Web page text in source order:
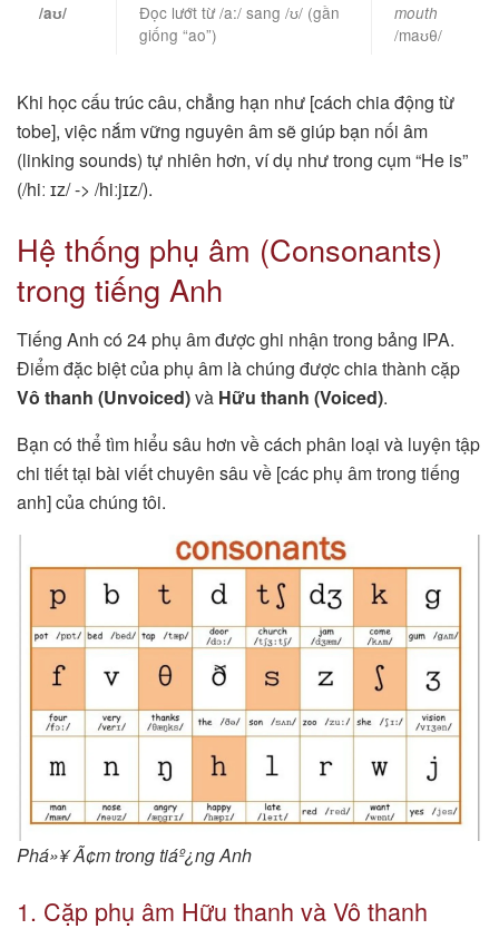
/aʊ/
Đọc lướt từ /a:/ sang /ʊ/ (gần
giống “ao”)
mouth
/maʊθ/
Khi học cấu trúc câu, chẳng hạn như [cách chia động từ
tobe], việc nắm vững nguyên âm sẽ giúp bạn nối âm
(linking sounds) tự nhiên hơn, ví dụ như trong cụm “He is”
(/hiː ɪz/ -> /hiːjɪz/).
Hệ thống phụ âm (Consonants)
trong tiếng Anh
Tiếng Anh có 24 phụ âm được ghi nhận trong bảng IPA.
Điểm đặc biệt của phụ âm là chúng được chia thành cặp
Vô thanh (Unvoiced)và Hữu thanh (Voiced).
Bạn có thể tìm hiểu sâu hơn về cách phân loại và luyện tập
chi tiết tại bài viết chuyên sâu về [các phụ âm trong tiếng
anh] của chúng tôi.
Phá»¥ Ã¢m trong tiáº¿ng Anh
1. Cặp phụ âm Hữu thanh và Vô thanh